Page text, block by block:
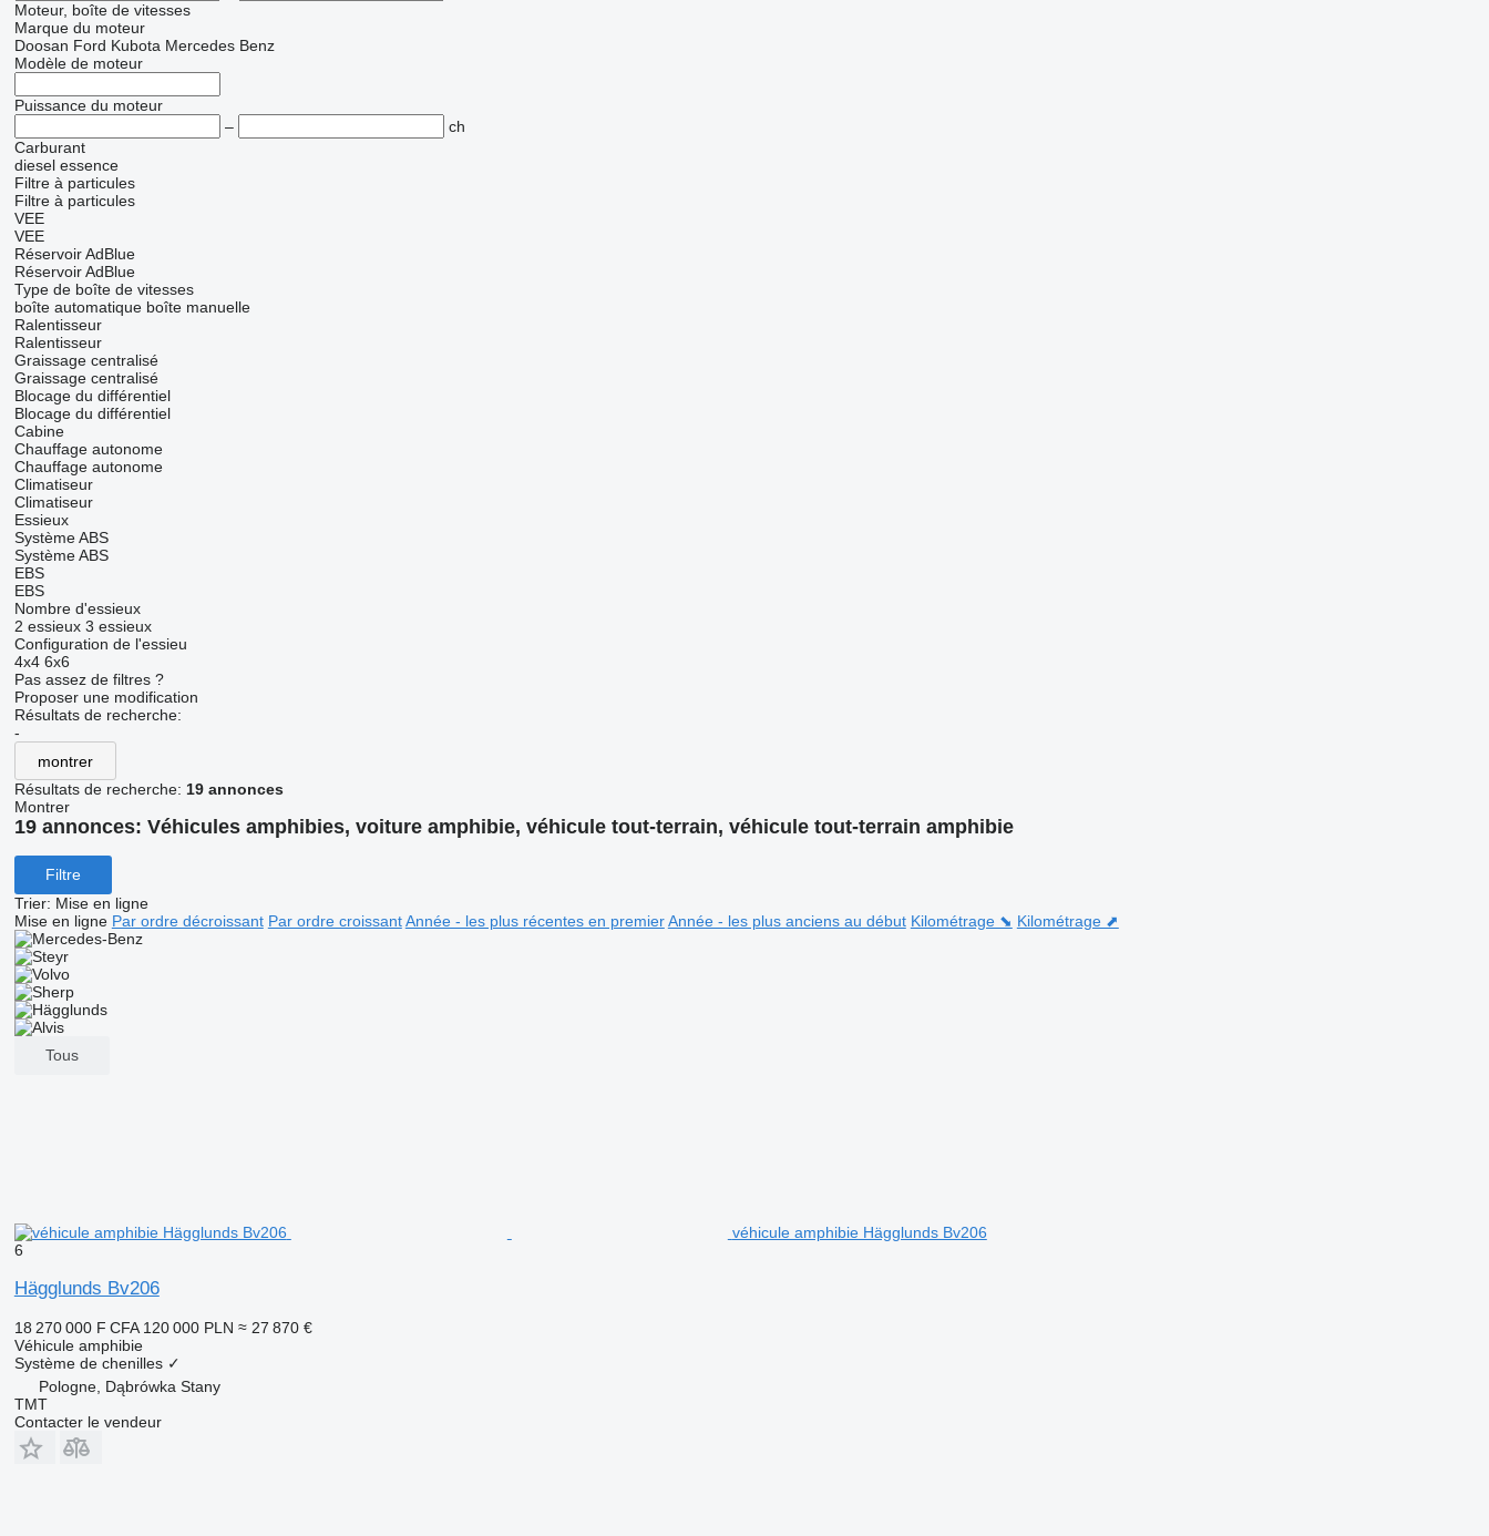
Moteur, boîte de vitesses
Marque du moteur
Doosan Ford Kubota Mercedes Benz
Modèle de moteur
Puissance du moteur
–
ch
Carburant
diesel essence
Filtre à particules
Filtre à particules
VEE
VEE
Réservoir AdBlue
Réservoir AdBlue
Type de boîte de vitesses
boîte automatique boîte manuelle
Ralentisseur
Ralentisseur
Graissage centralisé
Graissage centralisé
Blocage du différentiel
Blocage du différentiel
Cabine
Chauffage autonome
Chauffage autonome
Climatiseur
Climatiseur
Essieux
Système ABS
Système ABS
EBS
EBS
Nombre d'essieux
2 essieux 3 essieux
Configuration de l'essieu
4x4 6x6
Pas assez de filtres ?
Proposer une modification
Résultats de recherche:
-
montrer
Résultats de recherche: 19 annonces
Montrer
19 annonces: Véhicules amphibies, voiture amphibie, véhicule tout-terrain, véhicule tout-terrain amphibie
Filtre
Trier: Mise en ligne
Mise en ligne Par ordre décroissant Par ordre croissant Année - les plus récentes en premier Année - les plus anciens au début Kilométrage ⬊ Kilométrage ⬈
Tous
véhicule amphibie Hägglunds Bv206
6
Hägglunds Bv206
18 270 000 F CFA 120 000 PLN ≈ 27 870 €
Véhicule amphibie
Système de chenilles ✓
Pologne, Dąbrówka Stany
TMT
Contacter le vendeur